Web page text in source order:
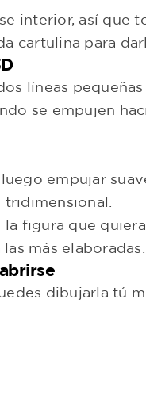
interior, así
cartulina para
líneas
se empujen
empujar
figura que
más elaboradas.
dibujarla tú